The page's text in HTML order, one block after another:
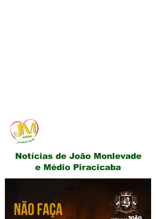
Notícias de João Monlevade
e Médio Piracicaba